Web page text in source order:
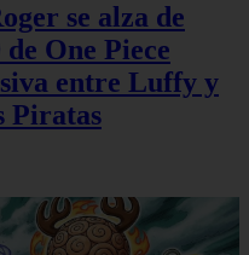
se alza de
One Piece
entre Luffy y
Piratas